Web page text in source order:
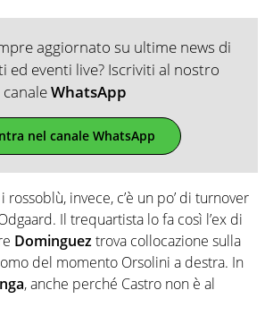
aggiornato su ultime news di
ed eventi live? Iscriviti al nostro
canaleWhatsApp
nel canale WhatsApp
invece, c’è un po’ di turnover
Il trequartista lo fa così l’ex di
Domingueztrova collocazione sulla
del momento Orsolini a destra. In
, anche perché Castro non è al